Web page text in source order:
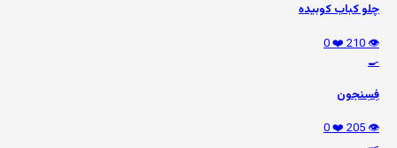
چلو کباب کوبیده
👁️ 210
❤️ 0
🍳
فِسِنجون
👁️ 205
❤️ 0